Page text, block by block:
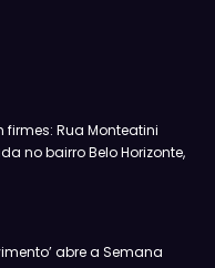
firmes: Rua Monteatini
no bairro Belo Horizonte,
abre a Semana